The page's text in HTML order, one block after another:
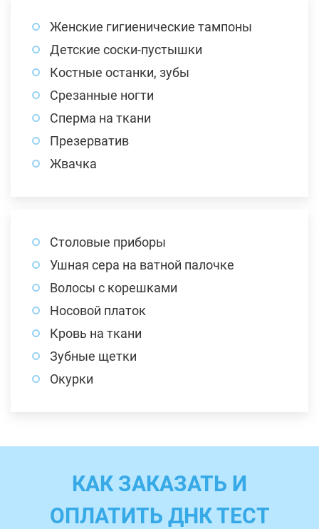
Женские гигиенические тампоны
Детские соски-пустышки
Костные останки, зубы
Срезанные ногти
Сперма на ткани
Презерватив
Жвачка
Столовые приборы
Ушная сера на ватной палочке
Волосы с корешками
Носовой платок
Кровь на ткани
Зубные щетки
Окурки
КАК ЗАКАЗАТЬ И
ОПЛАТИТЬ ДНК ТЕСТ